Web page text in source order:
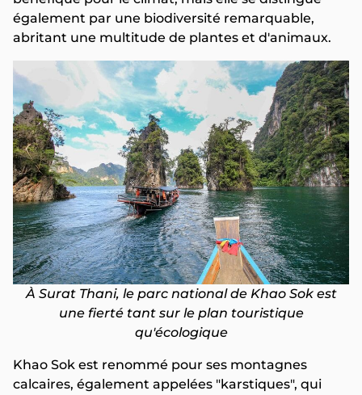
également par une biodiversité remarquable,
abritant une multitude de plantes et d'animaux.
À Surat Thani, le parc national de Khao Sok est
une fierté tant sur le plan touristique
qu'écologique
Khao Sok est renommé pour ses montagnes
calcaires, également appelées "karstiques", qui